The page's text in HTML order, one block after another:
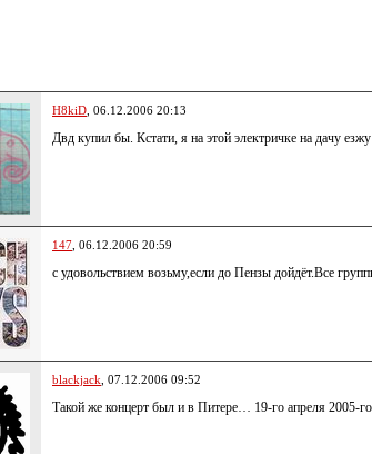
H8kiD , 06.12.2006 20:13
Двд купил бы. Кстати, я на этой электричке на дачу
147 , 06.12.2006 20:59
с удовольствием возьму,если до Пензы дойдёт.Все
blackjack , 07.12.2006 09:52
Такой же концерт был и в Питере… 19-го апреля 2005-